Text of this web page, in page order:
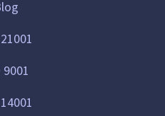
9001